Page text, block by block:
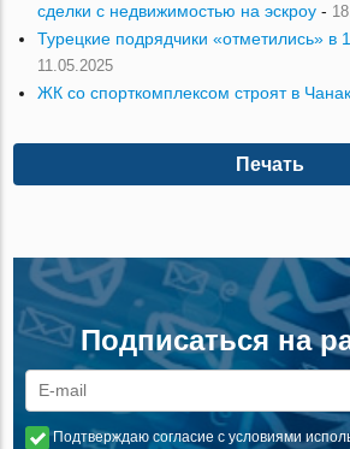
сделки с недвижимостью на эскроу -
Турецкие подрядчики «отметились» в
11.05.2025
ЖК со спорткомплексом строят в
Печать
Подписаться на
Подтверждаю согласие с условиями